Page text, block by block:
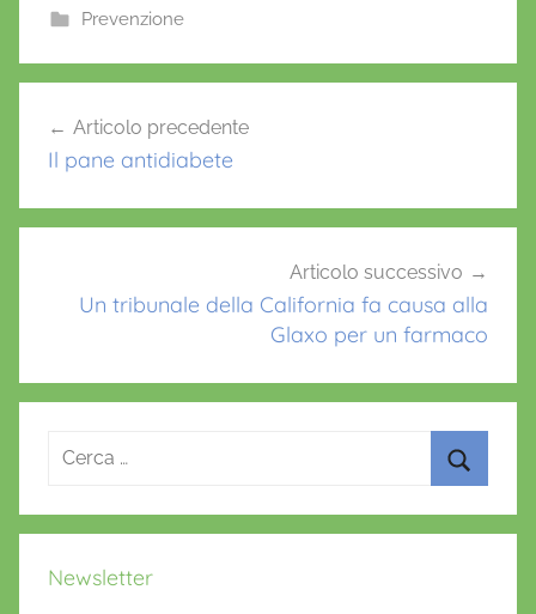
e
b
o
k
er
A
p
st
Prevenzione
articoli
Articolo precedente
Il pane antidiabete
Articolo successivo
Un tribunale della California fa causa alla
Glaxo per un farmaco
Ricerca
Newsletter